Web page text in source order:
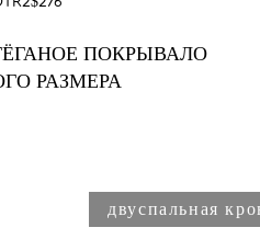
ПОКРЫВАЛО
РАЗМЕРА
двуспальная